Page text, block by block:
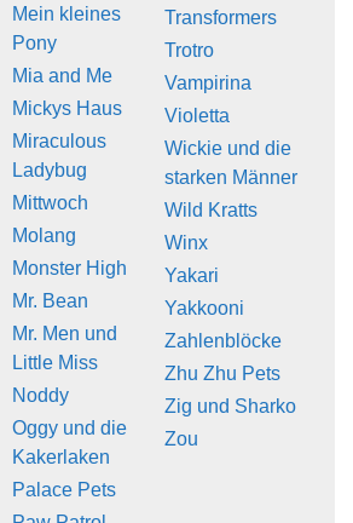
Mein kleines
Pony
Mia and Me
Mickys Haus
Miraculous
Ladybug
Mittwoch
Molang
Monster High
Mr. Bean
Mr. Men und
Little Miss
Noddy
Oggy und die
Kakerlaken
Palace Pets
Transformers
Trotro
Vampirina
Violetta
Wickie und die
starken Männer
Wild Kratts
Winx
Yakari
Yakkooni
Zahlenblöcke
Zhu Zhu Pets
Zig und Sharko
Zou